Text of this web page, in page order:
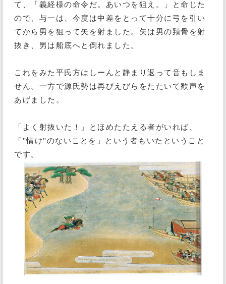
て、「義経様の命令だ。あいつを狙え。」と命じた
ので、与一は、今度は中差をとって十分に弓を引い
てから男を狙って矢を射ました。矢は男の頚骨を射
抜き、男は船底へと倒れました。
これをみた平氏方はしーんと静まり返って音もしま
せん。一方で源氏勢は再びえびらをたたいて歓声を
あげました。
「よく射抜いた！」とほめたたえる者がいれば、
「"情け"のないことを」という者もいたということ
です。